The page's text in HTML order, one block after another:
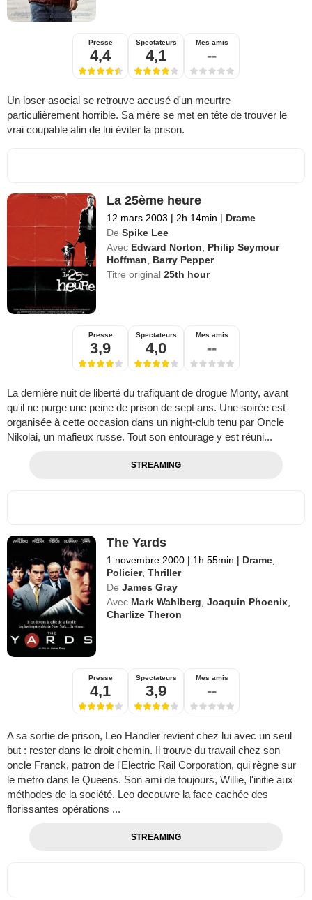
Presse
4,4
Spectateurs
4,1
Mes amis
--
Un loser asocial se retrouve accusé d'un meurtre
particulièrement horrible. Sa mère se met en tête de trouver le
vrai coupable afin de lui éviter la prison.
La 25ème heure
12 mars 2003 | 2h 14min | Drame
De Spike Lee
Avec Edward Norton
Philip Seymour
Hoffman
Barry Pepper
Titre original25th hour
Presse
3,9
Spectateurs
4,0
Mes amis
--
La dernière nuit de liberté du trafiquant de drogue Monty, avant
qu'il ne purge une peine de prison de sept ans. Une soirée est
organisée à cette occasion dans un night-club tenu par Oncle
Nikolai, un mafieux russe. Tout son entourage y est réuni...
STREAMING
The Yards
1 novembre 2000 | 1h 55min | Drame,
Policier,Thriller
De James Gray
Avec Mark Wahlberg,Joaquin Phoenix,
Charlize Theron
Presse
4,1
Spectateurs
3,9
Mes amis
--
A sa sortie de prison, Leo Handler revient chez lui avec un seul
but : rester dans le droit chemin. Il trouve du travail chez son
oncle Franck, patron de l'Electric Rail Corporation, qui règne sur
le metro dans le Queens. Son ami de toujours, Willie, l'initie aux
méthodes de la société. Leo decouvre la face cachée des
florissantes opérations ...
STREAMING